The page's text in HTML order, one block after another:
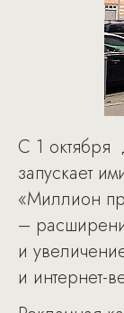
С 1 октября
запускает
«Миллион
–
и
и интернет-